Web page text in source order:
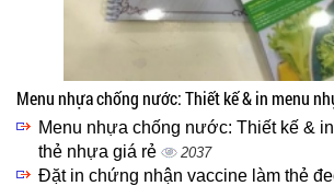
Menu nhựa chống nước: Thiết kế & in menu
Menu nhựa chống nước: Thiết kế &
thẻ nhựa giá rẻ
2037
Đặt in chứng nhận vaccine làm thẻ